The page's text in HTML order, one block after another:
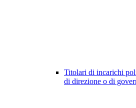
Titolari di incarichi
di direzione o di